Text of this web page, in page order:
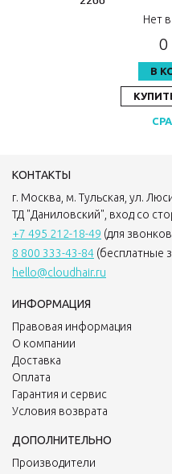
Нет
0
В
КОНТАКТЫ
г. Москва, м. Тульская, ул.
ТД "Даниловский", вход со
+7 495 212-18-49 (для
8 800 333-43-84 (бесплатные
hello@cloudhair.ru
ИНФОРМАЦИЯ
Правовая информация
О компании
Доставка
Оплата
Гарантия и сервис
Условия возврата
ДОПОЛНИТЕЛЬНО
Производители